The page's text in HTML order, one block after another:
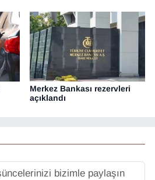
Merkez Bankası rezervleri
açıklandı